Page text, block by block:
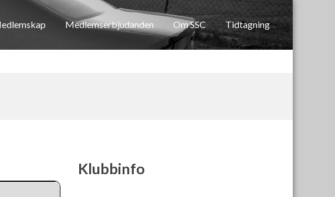
Medlemserbjudanden Om SSC Tidtagning
Klubbinfo